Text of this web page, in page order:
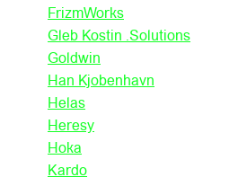
FrizmWorks
Gleb Kostin .Solutions
Goldwin
Han Kjobenhavn
Helas
Heresy
Hoka
Kardo